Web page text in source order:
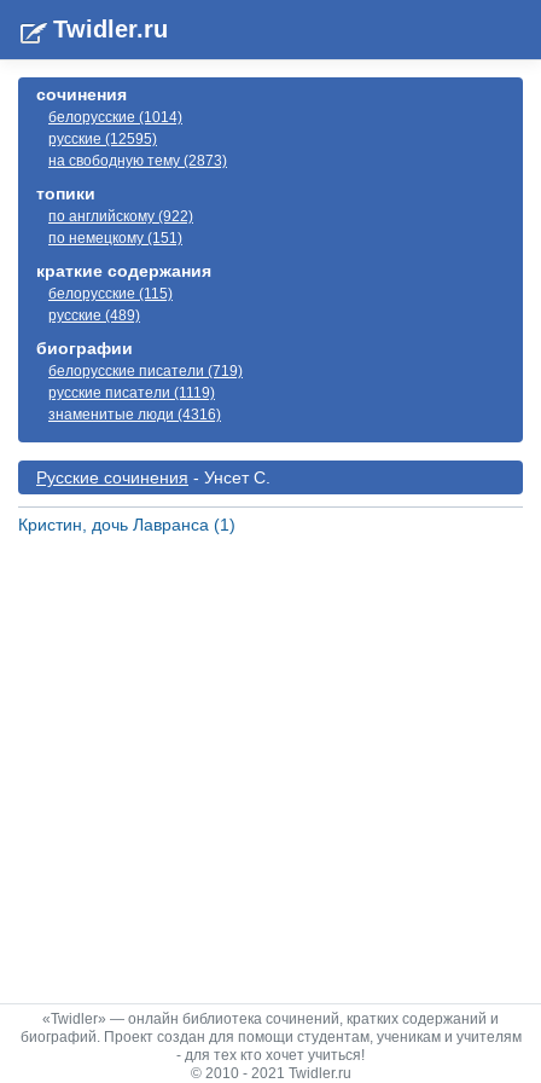
Twidler.ru
сочинения
белорусские (1014)
русские (12595)
на свободную тему (2873)
топики
по английскому (922)
по немецкому (151)
краткие содержания
белорусские (115)
русские (489)
биографии
белорусские писатели (719)
русские писатели (1119)
знаменитые люди (4316)
Русские сочинения - Унсет С.
Кристин, дочь Лавранса (1)
«Twidler» — онлайн библиотека сочинений, кратких содержаний и
биографий. Проект создан для помощи студентам, ученикам и учителям
- для тех кто хочет учиться!
© 2010 - 2021 Twidler.ru